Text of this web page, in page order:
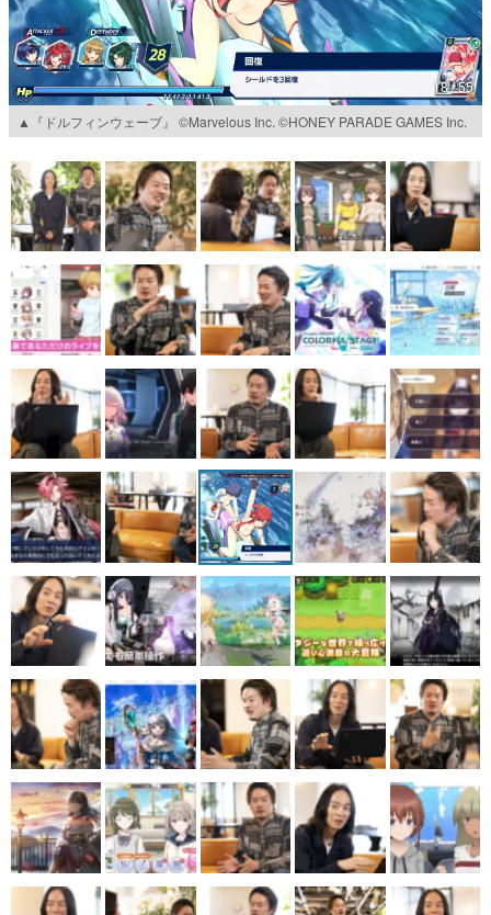
カテゴリ
特集記事
マンガ
女性向け
アプリレビュー
その他
電ファミニコゲーマーとは？
運営：株式会社マレ
18 / 55
▲『ドルフィンウェーブ』 ©Marvelous Inc. ©HONEY PARADE GAMES Inc.